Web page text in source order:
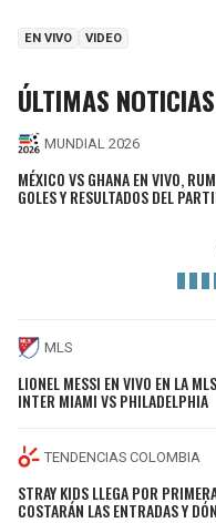
EN VIVO VIDEO
ÚLTIMAS NOTICIAS
MUNDIAL 2026
MÉXICO VS GHANA EN VIVO,
GOLES Y RESULTADOS DEL
MLS
LIONEL MESSI EN VIVO EN LA
INTER MIAMI VS PHILADELPHIA
TENDENCIAS COLOMBIA
STRAY KIDS LLEGA POR
COSTARÁN LAS ENTRADAS Y